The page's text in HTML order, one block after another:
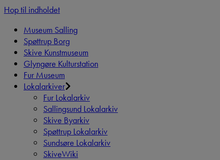
Hop til indholdet
Museum Salling
Spøttrup Borg
Skive Kunstmuseum
Glyngøre Kulturstation
Fur Museum
Lokalarkiver
Fur Lokalarkiv
Sallingsund Lokalarkiv
Skive Byarkiv
Spøttrup Lokalarkiv
Sundsøre Lokalarkiv
SkiveWiki